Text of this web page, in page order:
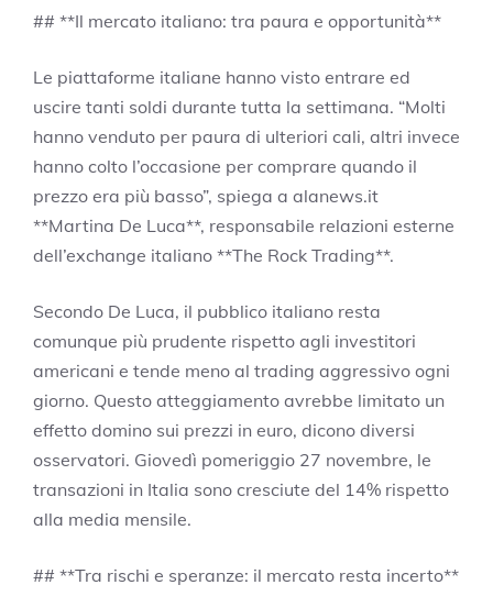
## **Il mercato italiano: tra paura e opportunità**
Le piattaforme italiane hanno visto entrare ed
uscire tanti soldi durante tutta la settimana. “Molti
hanno venduto per paura di ulteriori cali, altri invece
hanno colto l’occasione per comprare quando il
prezzo era più basso”, spiega a alanews.it
**Martina De Luca**, responsabile relazioni esterne
dell’exchange italiano **The Rock Trading**.
Secondo De Luca, il pubblico italiano resta
comunque più prudente rispetto agli investitori
americani e tende meno al trading aggressivo ogni
giorno. Questo atteggiamento avrebbe limitato un
effetto domino sui prezzi in euro, dicono diversi
osservatori. Giovedì pomeriggio 27 novembre, le
transazioni in Italia sono cresciute del 14% rispetto
alla media mensile.
## **Tra rischi e speranze: il mercato resta incerto**